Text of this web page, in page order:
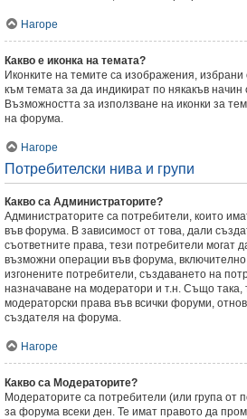
Нагоре
Какво е иконка на темата?
Иконките на темите са изображения, избрани
към темата за да индикират по някакъв
Възможността за използване на иконки за
на форума.
Нагоре
Потребителски нива и групи
Какво са Администраторите?
Администраторите са потребители, които
във форума. В зависимост от това, дали
съответните права, тези потребители могат
възможни операции във форума,
изгонените потребители, създаването на
назначаване на модератори и т.н. Също така,
модераторски права във всички форуми,
създателя на форума.
Нагоре
Какво са Модераторите?
Модераторите са потребители (или група от
за форума всеки ден. Те имат правото да